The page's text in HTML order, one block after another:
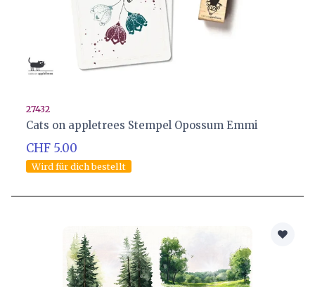
27432
Cats on appletrees Stempel Opossum Emmi
CHF 5.00
Wird für dich bestellt